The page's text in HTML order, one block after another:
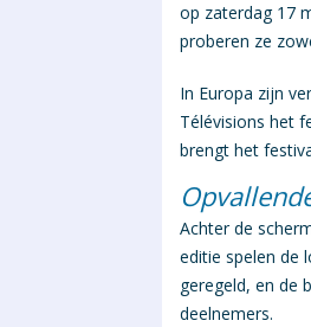
op zaterdag 17
proberen ze
In Europa zijn
Télévisions het
brengt het
Achter de
editie spelen de
geregeld, en de
deelnemers.